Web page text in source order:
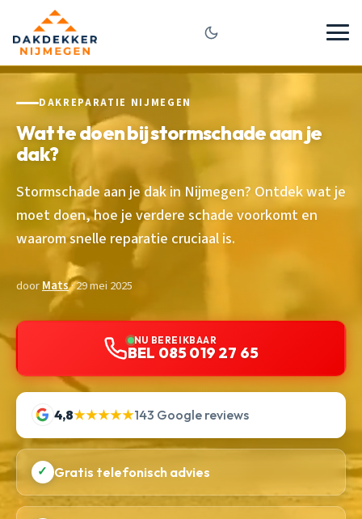
DAKREPARATIE NIJMEGEN
Wat te doen bij stormschade aan je
dak?
Stormschade aan je dak in Nijmegen? Ontdek wat je
moet doen, hoe je verdere schade voorkomt en
waarom snelle reparatie cruciaal is.
doorMats· 29 mei 2025
NU BEREIKBAAR
BEL 085 019 27 65
4,8★★★★★143 Google reviews
✓ Gratis telefonisch advies